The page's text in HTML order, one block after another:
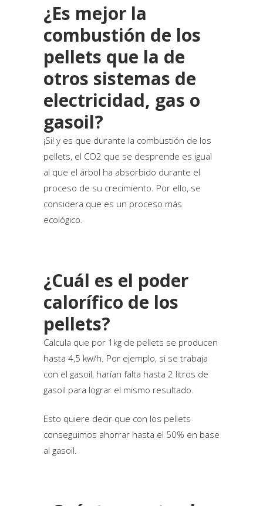
¿Es mejor la
combustión de los
pellets que la de
otros sistemas de
electricidad, gas o
gasoil?
¡Si! y es que durante la combustión de los
pellets, el CO2 que se desprende es igual
al que el árbol ha absorbido durante el
proceso de su crecimiento. Por ello, se
considera que es un proceso más
ecológico.
¿Cuál es el poder
calorífico de los
pellets?
Calcula que por 1kg de pellets se producen
hasta 4,5 kw/h. Por ejemplo, si se trabaja
con el gasoil, harían falta hasta 2 litros de
gasoil para lograr el mismo resultado.
Esto quiere decir que con los pellets
conseguimos ahorrar hasta el 50% en base
al gasoil.